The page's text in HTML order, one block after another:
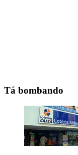
Tá bombando